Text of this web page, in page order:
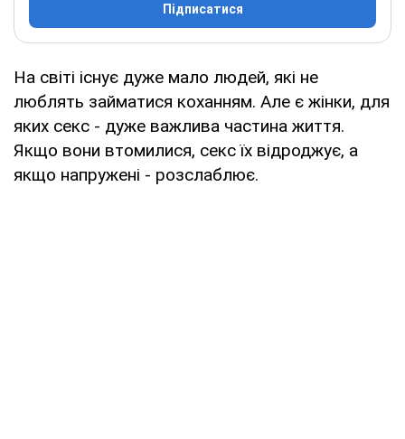
Підписатися
На світі існує дуже мало людей, які не
люблять займатися коханням. Але є жінки, для
яких секс - дуже важлива частина життя.
Якщо вони втомилися, секс їх відроджує, а
якщо напружені - розслаблює.